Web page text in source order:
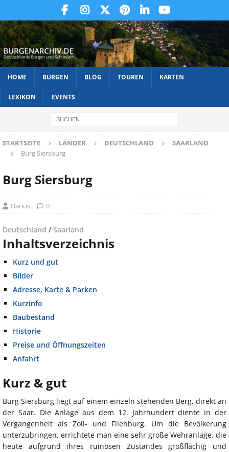
HOME BURGEN BLOG TOUREN KARTEN
LEXIKON EVENTS
STARTSEITE LÄNDER DEUTSCHLAND
SAARLAND
Burg Siersburg
Burg Siersburg
Darius 0
Deutschland / Saarland
Inhaltsverzeichnis
Kurz und gut
Bilder
Adresse, Karte & Parken
Kurzinfo
Baubestand
Historie
Preise und Öffnungszeiten
Anfahrt
Kurz & gut
Burg Siersburg liegt auf einem einzeln stehenden Berg, direkt an
der Saar. Die Anlage aus dem 12. Jahrhundert diente in der
Vergangenheit als Zoll- und Fliehburg. Um die Bevölkerung
unterzubringen, errichtete man eine sehr große Wehranlage, die
heute aufgrund ihres ruinösen Zustandes großflächig und